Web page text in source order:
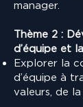
manager.
Thème 2 :
d’équipe et
Explorer la
d’équipe à
valeurs, de